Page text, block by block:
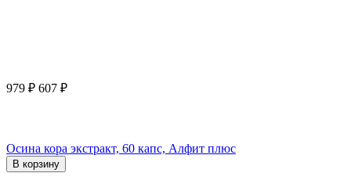
979 ₽ 607 ₽
Осина кора экстракт, 60 капс, Алфит плюс
В корзину